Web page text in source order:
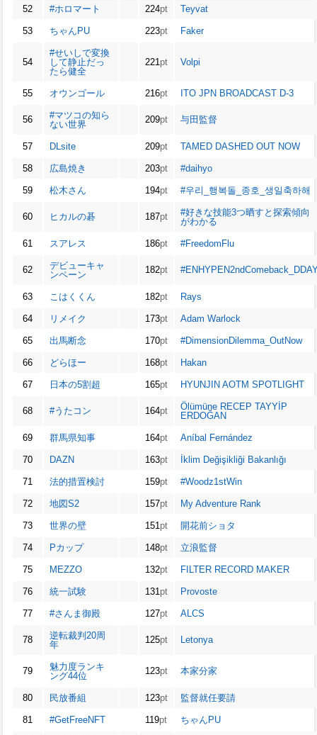
52 #ホロマート 224pt Teyvat
53 ちゃんPU 223pt Faker
54
#せいしで変換
して静止だっ
たら健全
221 pt Volpi
55 オウンゴール 216pt ITO JPN BROADCAST D-3
56
#マツコの知ら
ない世界
209pt 与田監督
57 DLsite 209pt TAMED DASHED OUT NOW
58 広島焼き 203pt #daihyo
59 松木さん 194pt #우리_행복돌_종호_생일축하해
60 ヒカルの碁 187pt
#好きな技能3つ晒すと探索傾向
がわかる
61 スアレス 186pt #FreedomFlu
62
デビューキャ
ンペーン
182pt
63 こはくくん 182pt Rays
64 リメイク 173pt Adam Warlock
65 出馬断念 170pt #DimensionDilemma_OutNow
66 どらほー 168pt Hakan
67 日本の5割超 165pt HYUNJIN AOTM SPOTLIGHT
68 #うたコン 164pt
Ölümüne RECEP TAYYİP
ERDOĞAN
69 群馬県知事 164pt Aníbal Fernández
70 DAZN 163pt İklim Değişikliği Bakanlığı
71 法的措置検討 159pt #Woodz1stWin
72 地図S2 157pt My Adventure Rank
73 世界の壁 151 pt 開花前ショタ
74 Pカップ 148pt 立浪監督
75 MEZZO 132pt FILTER RECORD MAKER
76 統一試験 131 pt Provoste
77 #さんま御殿 127pt ALCS
78
逆転裁判20周
年
125pt Letonya
79
魅力度ランキ
ング44位
123pt 本家分家
80 民放番組 123pt 監督就任要請
81 #GetFreeNFT 119pt ちゃんPU